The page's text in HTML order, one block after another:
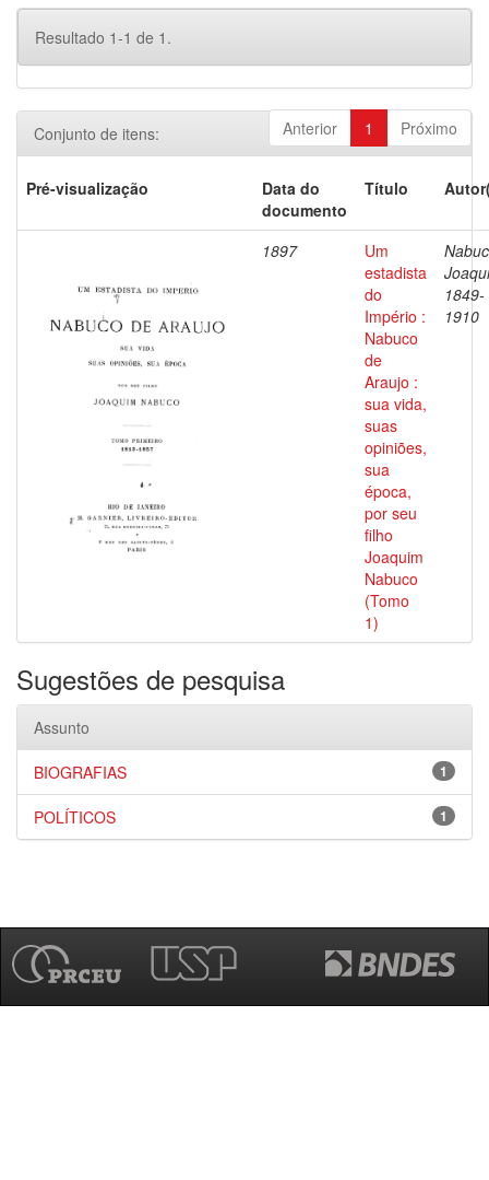
Resultado 1-1 de 1.
Anterior 1 Próximo
Conjunto de itens:
Pré-visualização
Data do
documento
Título
1897
Um
estadista
do
Império :
Nabuco
de
Araujo :
sua vida,
suas
opiniões,
sua
época,
por seu
filho
Joaquim
Nabuco
(Tomo
1)
1849-
1910
Sugestões de pesquisa
Assunto
1
BIOGRAFIAS
1
POLÍTICOS